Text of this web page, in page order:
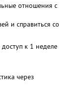
отношения с
и справиться со
к 1 неделе
через